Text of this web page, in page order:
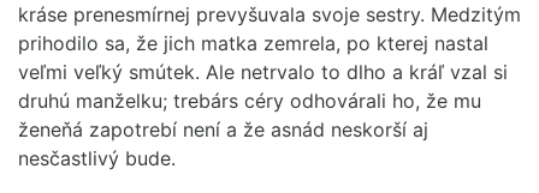
kráse prenesmírnej prevyšuvala svoje sestry. Medzitým
prihodilo sa, že jich matka zemrela, po kterej nastal
veľmi veľký smútek. Ale netrvalo to dlho a kráľ vzal si
druhú manželku; trebárs céry odhovárali ho, že mu
ženeňá zapotrebí není a že asnád neskorší aj
nesčastlivý bude.